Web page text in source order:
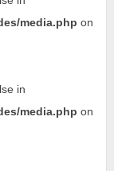
media.php on
in
media.php on